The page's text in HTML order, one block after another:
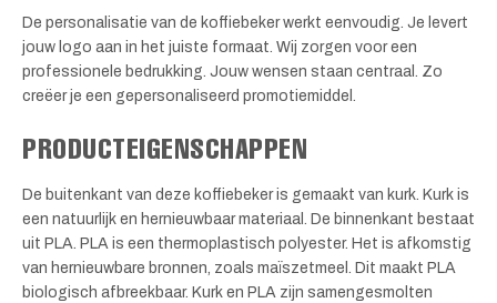
De personalisatie van de koffiebeker werkt eenvoudig. Je levert
jouw logo aan in het juiste formaat. Wij zorgen voor een
professionele bedrukking. Jouw wensen staan centraal. Zo
creëer je een gepersonaliseerd promotiemiddel.
PRODUCTEIGENSCHAPPEN
De buitenkant van deze koffiebeker is gemaakt van kurk. Kurk is
een natuurlijk en hernieuwbaar materiaal. De binnenkant bestaat
uit PLA. PLA is een thermoplastisch polyester. Het is afkomstig
van hernieuwbare bronnen, zoals maïszetmeel. Dit maakt PLA
biologisch afbreekbaar. Kurk en PLA zijn samengesmolten